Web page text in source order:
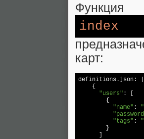
Функция
index
карт:
definitions.json: |
    {
"users" : [
        {
"name" :
"tags" :
        }
      ]